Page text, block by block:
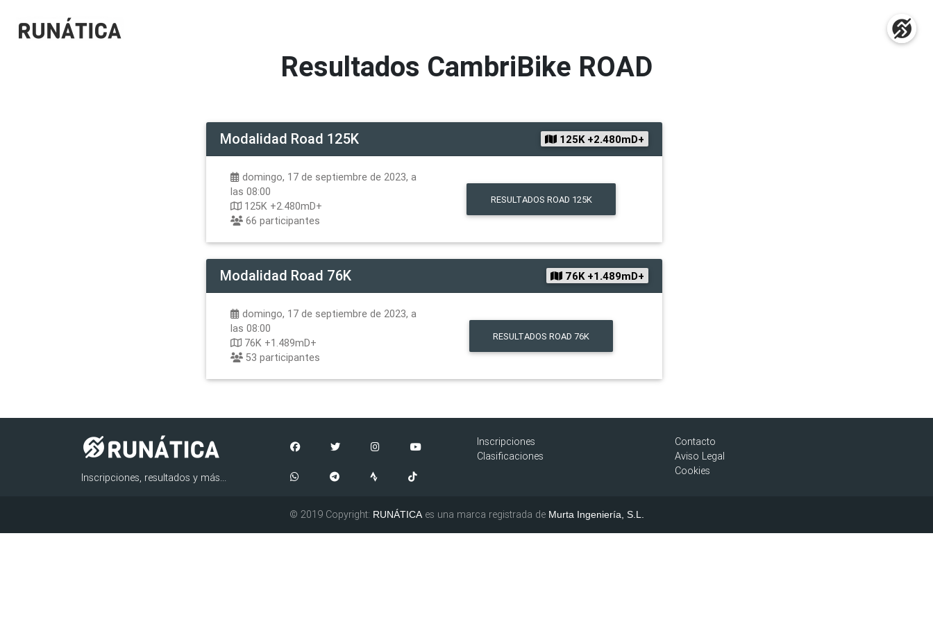
Resultados CambriBike ROAD
Modalidad Road 125K 125K +2.480mD+
domingo, 17 de septiembre de 2023, a
las 08:00
125K +2.480mD+
66participantes
RESULTADOS ROAD 125K
Modalidad Road 76K 76K +1.489mD+
domingo, 17 de septiembre de 2023, a
las 08:00
76K +1.489mD+
53participantes
RESULTADOS ROAD 76K
Inscripciones, resultados y más...
Inscripciones
Clasificaciones
Contacto
Aviso Legal
Cookies
© 2019 Copyright: RUNÁTICAes una marca registrada de Murta Ingeniería, S.L.